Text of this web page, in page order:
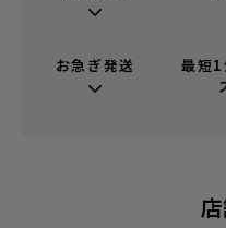
お急ぎ発送
最短1